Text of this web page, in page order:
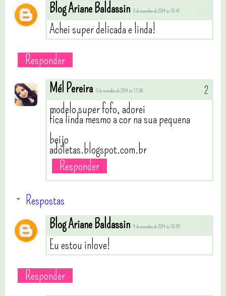
Blog Ariane Baldassin 3 de novembro de 2014 às 16:41
Achei super delicada e linda!
Responder
Mél Pereira 3 de novembro de 2014 às 17:38
modelo super fofo, adorei
fica linda mesmo a cor na sua pequena
beijo
adoletas.blogspot.com.br
Responder
Respostas
Blog Ariane Baldassin 4 de novembro de 2014 às 16:19
Eu estou inlove!
Responder